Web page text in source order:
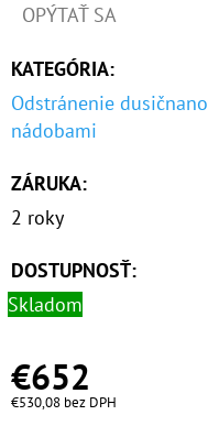
OPÝTAŤ SA
KATEGÓRIA:
Odstránenie
nádobami
ZÁRUKA:
2 roky
DOSTUPNOSŤ:
Skladom
€652
€530,08 bez DPH